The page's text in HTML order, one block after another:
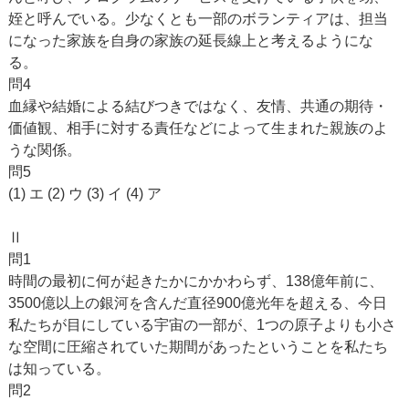
姪と呼んでいる。少なくとも一部のボランティアは、担当
になった家族を自身の家族の延長線上と考えるようにな
る。
問4
血縁や結婚による結びつきではなく、友情、共通の期待・
価値観、相手に対する責任などによって生まれた親族のよ
うな関係。
問5
(1) エ (2) ウ (3) イ (4) ア
Ⅱ
問1
時間の最初に何が起きたかにかかわらず、138億年前に、
3500億以上の銀河を含んだ直径900億光年を超える、今日
私たちが目にしている宇宙の一部が、1つの原子よりも小さ
な空間に圧縮されていた期間があったということを私たち
は知っている。
問2